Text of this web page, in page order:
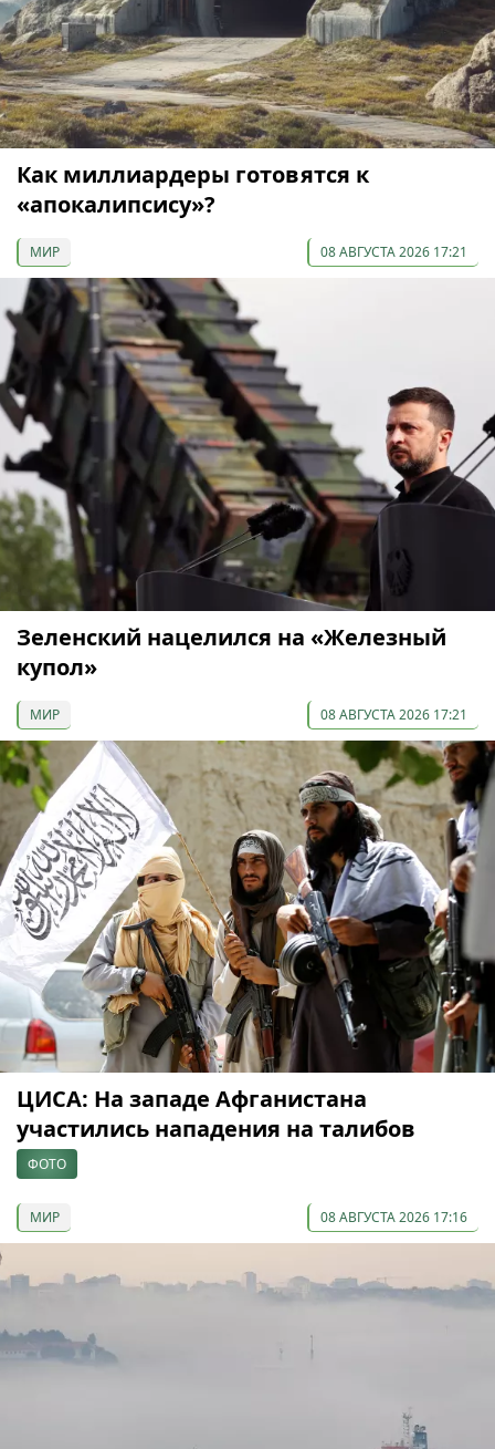
Как миллиардеры готовятся к
«апокалипсису»?
МИР 08 АВГУСТА 2026 17:21
Зеленский нацелился на «Железный
купол»
МИР 08 АВГУСТА 2026 17:21
ЦИСА: На западе Афганистана
участились нападения на талибов
ФОТО
МИР 08 АВГУСТА 2026 17:16